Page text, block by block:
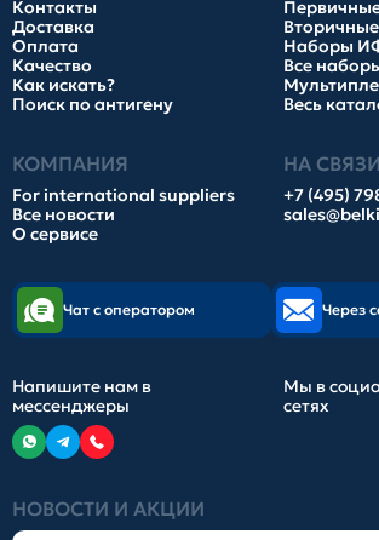
Контакты
Доставка
Оплата
Качество
Как искать?
Поиск по антигену
Наборы
Все
Весь
КОМПАНИЯ
For international suppliers
Все новости
О сервисе
НА СВЯЗИ
+7 (495)
НОВОСТИ И АКЦИИ
Чат с оператором Через
Напишите нам в
мессенджеры
Мы в
сетях